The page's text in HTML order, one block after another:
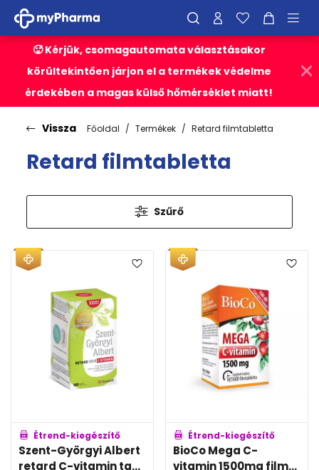
🥵 Kérjük, csomagautomata választásakor
körültekintően járjon el a termékek védelme
érdekében a magas külső hőmérséklet miatt!
Vissza Főoldal Termékek Retard filmtabletta
Retard filmtabletta
Szűrő
Étrend-kiegészítő
Szent-Györgyi Albert
retard C-vitamin ta...
Étrend-kiegészítő
BioCo Mega C-
vitamin 1500mg film...